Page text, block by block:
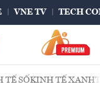
VNE TV TECH
TẾ SỐKINH TẾ XANH